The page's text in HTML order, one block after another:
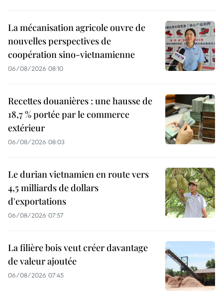
La mécanisation agricole ouvre de
nouvelles perspectives de
coopération sino-vietnamienne
06/08/2026 08:10
Recettes douanières : une hausse de
18,7 % portée par le commerce
extérieur
06/08/2026 08:03
Le durian vietnamien en route vers
4,5 milliards de dollars
d'exportations
06/08/2026 07:57
La filière bois veut créer davantage
de valeur ajoutée
06/08/2026 07:45